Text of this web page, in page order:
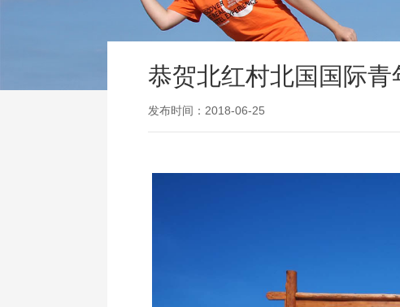
恭贺北红村北国国际青
发布时间：2018-06-25